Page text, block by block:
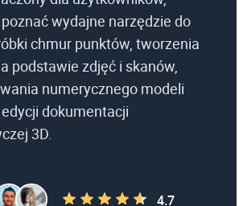
wydajne narzędzie do
chmur punktów, tworzenia
podstawie zdjęć i skanów,
numerycznego modeli
dokumentacji
3D.
4.7